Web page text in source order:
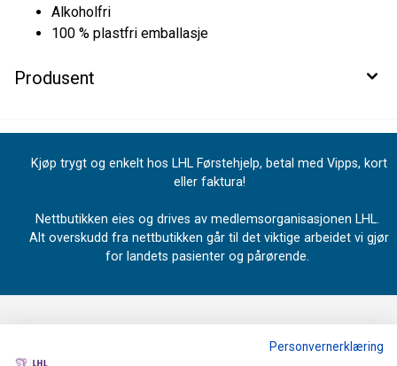
Alkoholfri
100 % plastfri emballasje
Produsent
Kjøp trygt og enkelt hos LHL Førstehjelp, betal med Vipps, kort
eller faktura!
Nettbutikken eies og drives av medlemsorganisasjonen LHL.
Alt overskudd fra nettbutikken går til det viktige arbeidet vi gjør
for landets pasienter og pårørende.
Personvernerklæring